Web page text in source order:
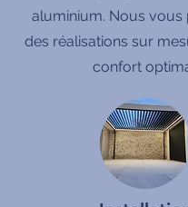
aluminium. Nous vous
des réalisations sur
confort